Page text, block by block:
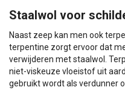
Staalwol voor
Naast zeep kan men ook
terpentine zorgt ervoor dat
verwijderen met staalwol.
niet-viskeuze vloeistof uit
gebruikt wordt als verdunner